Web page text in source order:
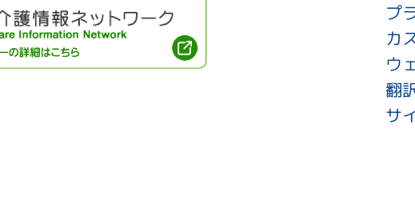
プ
カ
ウ
翻
サ